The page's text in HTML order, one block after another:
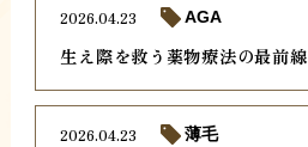
生え際を救う薬物療法の最前線
2026.04.23 AGA
2026.04.23 薄毛